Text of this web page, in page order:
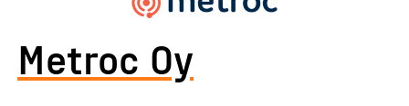
Metroc Oy